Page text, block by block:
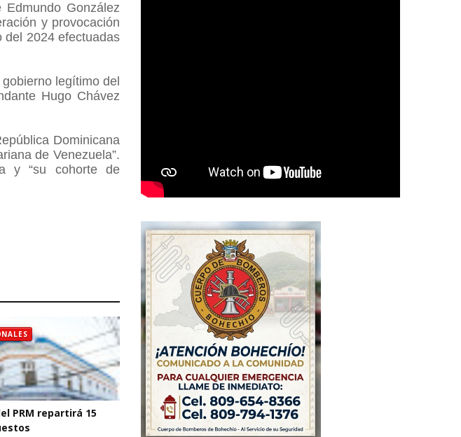
González
y provocación
2024 efectuadas
legítimo del
Hugo Chávez
Dominicana
de Venezuela”.
y “su cohorte de
PRM repartirá 15